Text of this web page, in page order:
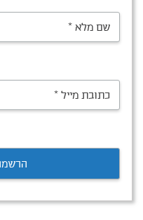
שם מלא *
כתובת מייל *